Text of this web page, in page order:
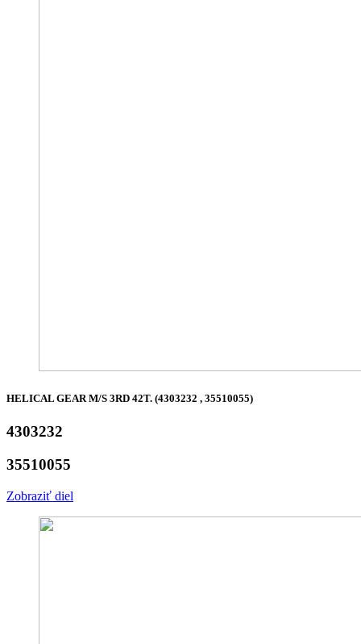
HELICAL GEAR M/S 3RD 42T. (4303232 , 35510055)
4303232
35510055
Zobraziť diel